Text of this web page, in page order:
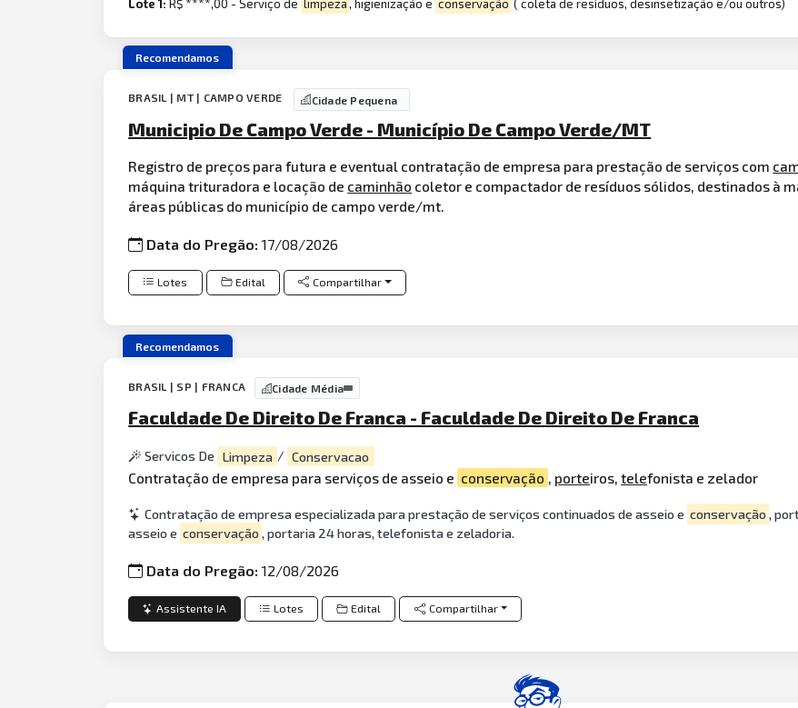
Lote 1:R$ ****,00 - Serviço de limpeza, higienização e conservação ( coleta de resíduos, desinsetização e/ou outros)
Recomendamos
BRASIL | MT | CAMPO VERDE Cidade Pequena
Municipio De Campo Verde - Município De Campo Verde/MT
Registro de preços para futura e eventual contratação de empresa para prestação de serviços com
máquina trituradora e locação de caminhão coletor e compactador de resíduos sólidos, destinados à
áreas públicas do município de campo verde/mt.
Data do Pregão:17/08/2026
Lotes Edital Compartilhar
Recomendamos
BRASIL | SP | FRANCA Cidade Média
Faculdade De Direito De Franca - Faculdade De Direito De Franca
Servicos De Limpeza / Conservacao
Contratação de empresa para serviços de asseio e conservação porteiros,telefonista e zelador
Contratação de empresa especializada para prestação de serviços continuados de asseio e conservação ,
asseio e conservação , portaria 24 horas, telefonista e zeladoria.
Data do Pregão:12/08/2026
Assistente IA Lotes Edital Compartilhar